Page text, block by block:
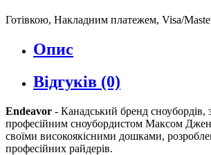
Готівкою, Накладним платежем, Visa/
Опис
Відгуків (0)
Endeavor - Канадський бренд сноубордів,
професійним сноубордистом Максом
своїми високоякісними дошками,
професійних райдерів.